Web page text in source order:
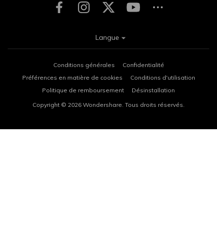
Conditions générales
Confidentialité
Préférences en matière de cookies
Conditions d'utilisation
Politique de remboursement
Désinstallation
Copyright © 2026 Wondershare. Tous droits réservés.
Langue